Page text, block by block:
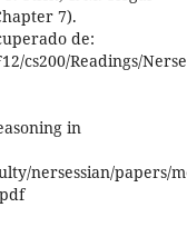
7).
de:
cs200/Readings/
in
nersessian/papers/